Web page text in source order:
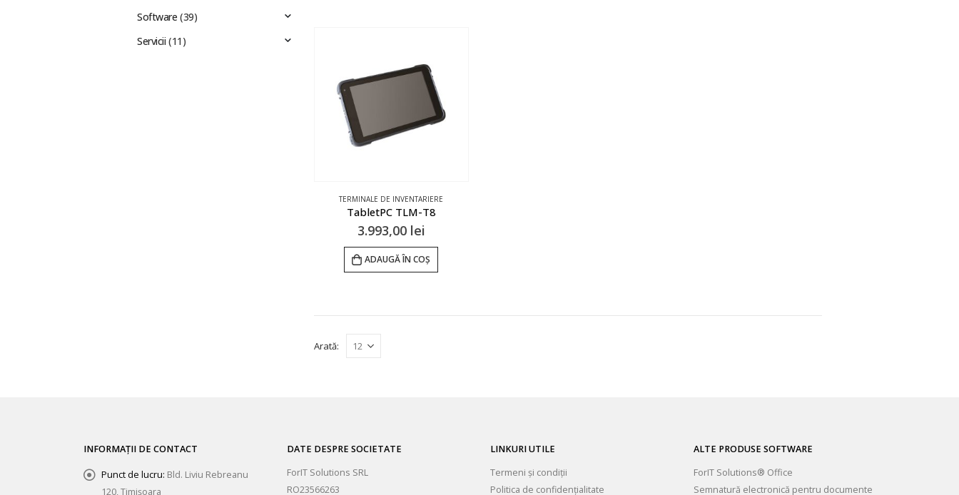
TERMINALE DE INVENTARIERE
TabletPC TLM-T8
3.993,00 lei
ADAUGĂ ÎN COȘ
Arată:
Software (39)
Servicii(11)
INFORMAȚII DE CONTACT
Punct de lucru: Bld. Liviu Rebreanu
120, Timișoara
DATE DESPRE SOCIETATE
ForIT Solutions SRL
RO23566263
LINKURI UTILE
Termeni și condiții
Politica de confidențialitate
ALTE PRODUSE SOFTWARE
ForIT Solutions® Office
Semnatură electronică pentru documente